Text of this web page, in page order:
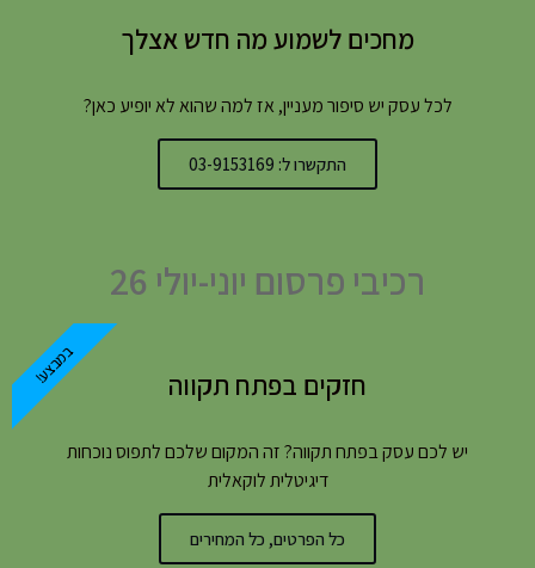
מחכים לשמוע מה חדש אצלך
לכל עסק יש סיפור מעניין, אז למה שהוא לא יופיע כאן?
התקשרו ל: 03-9153169
רכיבי פרסום יוני-יולי 26
חזקים בפתח תקווה
יש לכם עסק בפתח תקווה? זה המקום שלכם לתפוס נוכחות
דיגיטלית לוקאלית
כל הפרטים, כל המחירים
במבצע!